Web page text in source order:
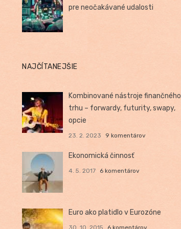
pre neočakávané udalosti
NAJČÍTANEJŠIE
Kombinované nástroje finančného
trhu – forwardy, futurity, swapy,
opcie
23. 2. 2023 9 komentárov
Ekonomická činnosť
4. 5. 2017 6 komentárov
Euro ako platidlo v Eurozóne
30. 10. 2015 6 komentárov